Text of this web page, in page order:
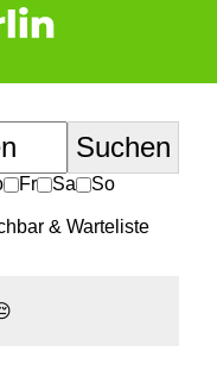
Fr Sa
So
& Warteliste